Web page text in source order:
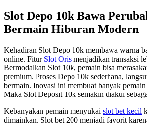
Slot Depo 10k Bawa
Bermain Hiburan Modern
Kehadiran Slot Depo 10k membawa warna
online. Fitur Slot Qris menjadikan transaksi
Bermodalkan Slot 10k, pemain bisa
premium. Proses Depo 10k sederhana,
bermain. Inovasi ini membuat banyak pemain
Maka Slot Deposit 10k semakin diakui
Kebanyakan pemain menyukai slot bet kecil
dimainkan. Slot bet 200 menjadi favorit